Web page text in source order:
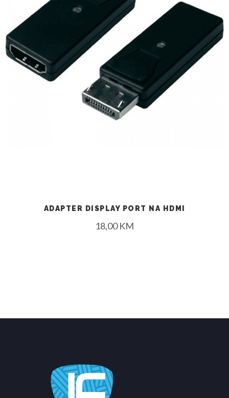
ADAPTER DISPLAY PORT NA HDMI
18,00KM